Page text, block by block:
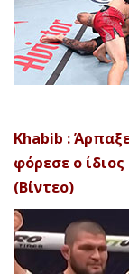
Khabib :
φόρεσε ο
(Βίντεο)